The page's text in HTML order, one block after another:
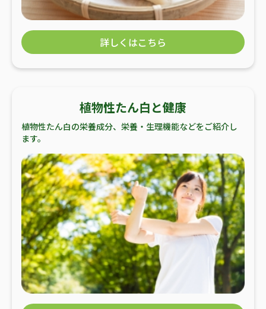
詳しくはこちら
植物性たん白と健康
植物性たん白の栄養成分、栄養・生理機能などをご紹介し
ます。